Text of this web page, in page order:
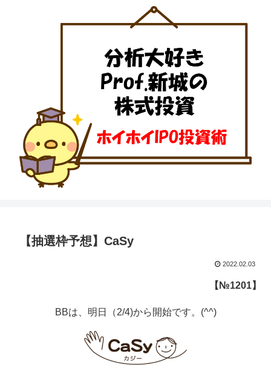
【抽選枠予想】CaSy
2022.02.03
【№1201】
BBは、明日（2/4)から開始です。(^^)